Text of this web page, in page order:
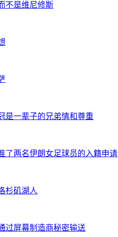
不是维尼修斯
是一辈子的兄弟情和尊重
了两名伊朗女足球员的入籍申请
杉矶湖人
过屏幕制造商秘密输送